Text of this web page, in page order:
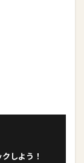
しよう！